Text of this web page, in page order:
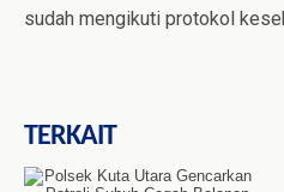
sudah mengikuti protokol
TERKAIT